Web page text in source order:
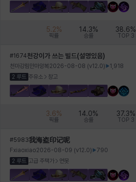
헤이즈 헨리 현우 혜진
5.2%
픽률
14.3%
승률
38.6%
TOP 3
#1674천강이가 쓰는 빌드(설명있음)
천마강림만마앙복2026-08-08 (v12.0)
1,918
2 루트 주유소 창고
3.6%
픽률
14.0%
승률
37.3%
TOP 3
#5983我海盗印记呢
Fxiaoxiao2026-08-09 (v12.0)
790
2 루트 고급 주택가 연못